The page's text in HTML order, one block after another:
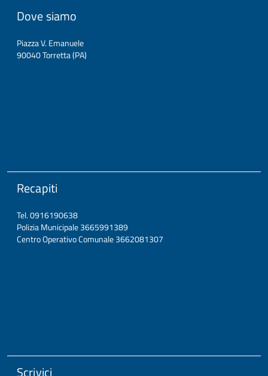
Dove siamo
Piazza V. Emanuele
90040 Torretta (PA)
Recapiti
Tel. 0916190638
Polizia Municipale 3665991389
Centro Operativo Comunale 3662081307
Scrivici